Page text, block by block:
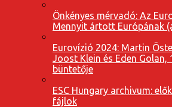
Önkényes mérvadó: Az
Mennyit ártott Európának
Eurovízió 2024: Martin
Joost Klein és Eden Golan,
büntetője
ESC Hungary archivum:
fájlok